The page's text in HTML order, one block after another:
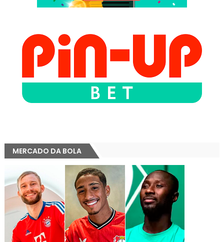
MERCADO DA BOLA